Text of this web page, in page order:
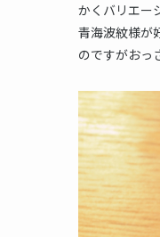
かくバリエー
青海波紋様が
のですがおっ